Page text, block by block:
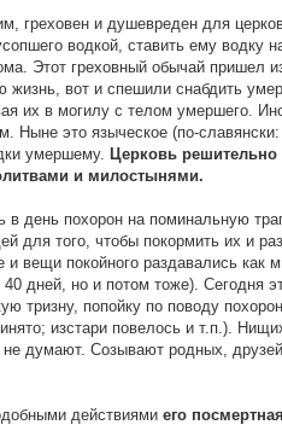
греховен и душевреден для
водкой, ставить ему водку
Этот греховный обычай пришел
жизнь, вот и спешили снабдить
их в могилу с телом умершего.
Ныне это языческое (по-славянски:
умершему. Церковь решительно
и милостынями.
день похорон на поминальную
для того, чтобы покормить их и
вещи покойного раздавались как
дней, но и потом тоже). Сегодня
тризну, попойку по поводу
изстари повелось и т.п.).
думают. Созывают родных,
действиями его